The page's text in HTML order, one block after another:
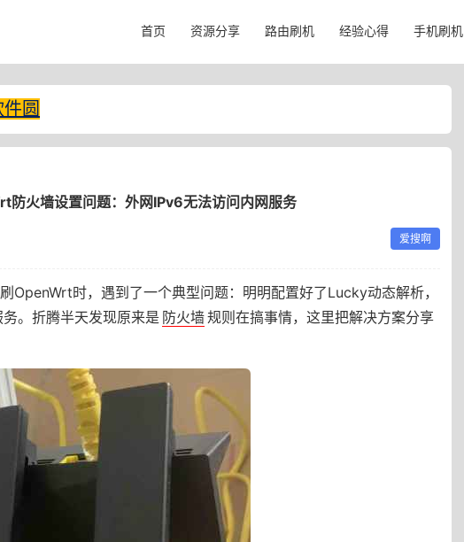
首页 资源分享 路由刷机 经验心得 手机刷机
圆
防火墙设置问题：外网IPv6无法访问内网服务
爱搜啊
OpenWrt时，遇到了一个典型问题：明明配置好了Lucky动态解析，
。折腾半天发现原来是 防火墙规则在搞事情，这里把解决方案分享